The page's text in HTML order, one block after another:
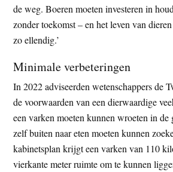
de weg. Boeren moeten investeren in
zonder toekomst – en het leven van
zo ellendig.’
Minimale verbeteringen
In 2022 adviseerden wetenschappers de
de voorwaarden van een dierwaardige
een varken moeten kunnen wroeten in de
zelf buiten naar eten moeten kunnen
kabinetsplan krijgt een varken van 110
vierkante meter ruimte om te kunnen